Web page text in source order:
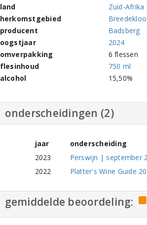
land
Zuid-Afrika
herkomstgebied
producent
Badsberg
oogstjaar
2024
omverpakking
6 flessen
flesinhoud
750 ml
alcohol
15,50%
onderscheidingen (2)
jaar
onderscheiding
2023
Perswijn | september
2022
Platter's Wine Guide
gemiddelde beoordeling: